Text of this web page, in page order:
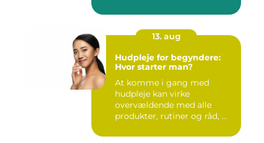
13. aug
Hudpleje for begyndere:
Hvor starter man?
At komme i gang med
hudpleje kan virke
overvældende med alle
produkter, rutiner og råd, ...